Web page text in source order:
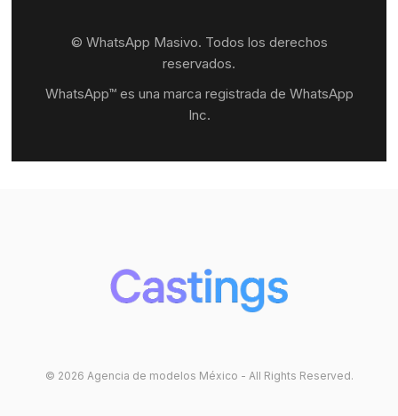
© WhatsApp Masivo. Todos los derechos
reservados.
WhatsApp™ es una marca registrada de WhatsApp
Inc.
© 2026 Agencia de modelos México - All Rights Reserved.